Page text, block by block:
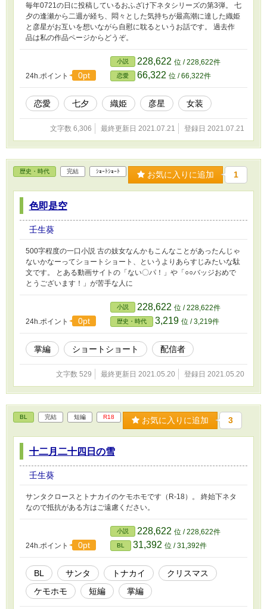
毎年0721の日に投稿しているおふざけ下ネタシリーズの第3弾。 七
夕の逢瀬から二週が経ち、悶々とした気持ちが最高潮に達した織姫
と彦星がお互いを想いながら自慰に耽るというお話です。 過去作
品は私の作品ページからどうぞ。
24h.ポイント 0pt
小説 228,622 位 / 228,622件
恋愛 66,322 位 / 66,322件
恋愛 七夕 織姫 彦星 女装
文字数 6,306 最終更新日 2021.07.21 登録日 2021.07.21
歴史・時代 完結 ｼｮｰﾄｼｮｰﾄ お気に入りに追加 1
色即是空
壬生葵
500字程度の一口小説 古の妓女なんかもこんなことがあったんじゃ
ないかなーってショートショート、というよりあらすじみたいな駄
文です。 とある動画サイトの「ない〇パ！」や「○○バッジおめで
とうございます！」が苦手な人に
24h.ポイント 0pt
小説 228,622 位 / 228,622件
歴史・時代 3,219 位 / 3,219件
掌編 ショートショート 配信者
文字数 529 最終更新日 2021.05.20 登録日 2021.05.20
BL 完結 短編 R18 お気に入りに追加 3
十二月二十四日の雪
壬生葵
サンタクロースとトナカイのケモホモです（R-18）。 終始下ネタ
なので抵抗がある方はご遠慮ください。
24h.ポイント 0pt
小説 228,622 位 / 228,622件
BL 31,392 位 / 31,392件
BL サンタ トナカイ
クリスマス
ケモホモ
短編 掌編